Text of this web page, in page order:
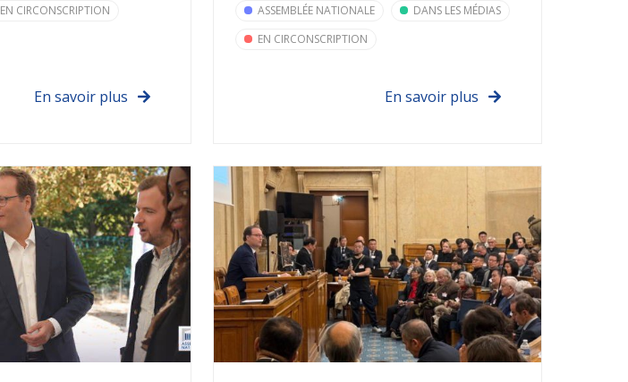
EN CIRCONSCRIPTION
En savoir plus
ASSEMBLÉE NATIONALE
DANS LES MÉDIAS
EN CIRCONSCRIPTION
En savoir plus